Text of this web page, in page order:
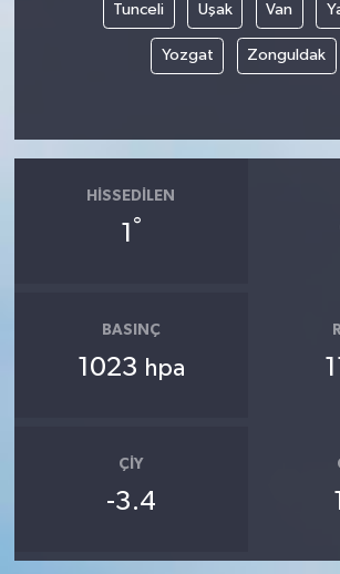
Tunceli Uşak Van
Yozgat Zonguldak
HISSEDILEN
1 °
BASINÇ
1023 hpa
ÇIY
-3.4